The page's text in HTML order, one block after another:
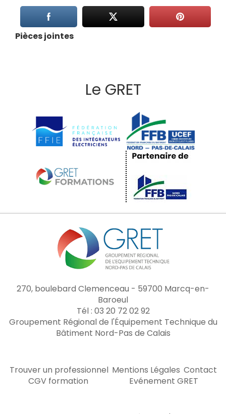
Pièces jointes
Le GRET
270, boulebard Clemenceau - 59700 Marcq-en-
Baroeul
Tél : 03 20 72 02 92
Groupement Régional de l'Équipement Technique du
Bâtiment Nord-Pas de Calais
Trouver un professionnel Mentions Légales Contact
CGV formation
Evénement GRET